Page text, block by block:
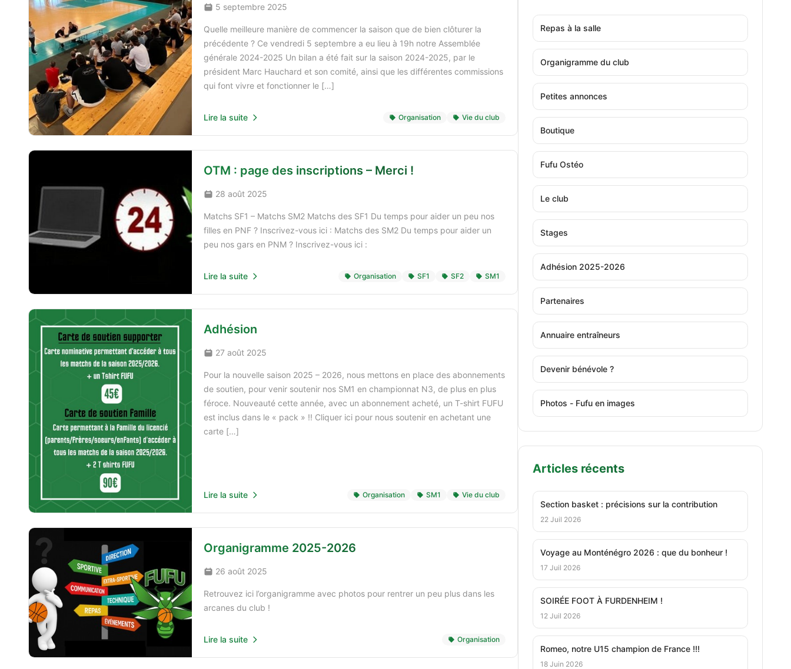
5 septembre 2025
Quelle meilleure manière de commencer la saison que de bien clôturer la
précédente ? Ce vendredi 5 septembre a eu lieu à 19h notre Assemblée
générale 2024-2025 Un bilan a été fait sur la saison 2024-2025, par le
président Marc Hauchard et son comité, ainsi que les différentes commissions
qui font vivre et fonctionner le […]
Lire la suite Organisation Vie du club
OTM : page des inscriptions – Merci !
28 août 2025
Matchs SF1 – Matchs SM2 Matchs des SF1 Du temps pour aider un peu nos
filles en PNF ? Inscrivez-vous ici : Matchs des SM2 Du temps pour aider un
peu nos gars en PNM ? Inscrivez-vous ici :
Lire la suite Organisation SF1 SF2 SM1
Adhésion
27 août 2025
Pour la nouvelle saison 2025 – 2026, nous mettons en place des abonnements
de soutien, pour venir soutenir nos SM1 en championnat N3, de plus en plus
féroce. Nouveauté cette année, avec un abonnement acheté, un T-shirt FUFU
est inclus dans le « pack » !! Cliquer ici pour nous soutenir en achetant une
carte […]
Lire la suite Organisation SM1 Vie du club
Organigramme 2025-2026
26 août 2025
Retrouvez ici l’organigramme avec photos pour rentrer un peu plus dans les
arcanes du club !
Lire la suite Organisation
Repas à la salle
Organigramme du club
Petites annonces
Boutique
Fufu Ostéo
Le club
Stages
Adhésion 2025-2026
Partenaires
Annuaire entraîneurs
Devenir bénévole ?
Photos - Fufu en images
Articles récents
Section basket : précisions sur la contribution
22 Juil 2026
Voyage au Monténégro 2026 : que du bonheur !
17 Juil 2026
SOIRÉE FOOT À FURDENHEIM !
12 Juil 2026
Romeo, notre U15 champion de France !!!
18 Juin 2026